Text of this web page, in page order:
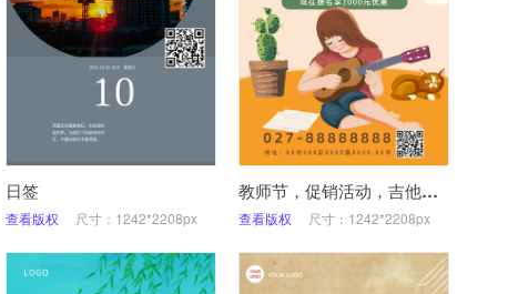
日签
查看版权 尺寸：1242*2208px
教师节，促销活动，吉他，手机海报
查看版权 尺寸：1242*2208px